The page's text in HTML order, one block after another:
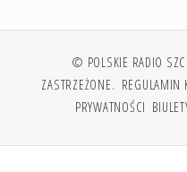
© POLSKIE RADIO
ZASTRZEŻONE. REGULAMIN
PRYWATNOŚCI